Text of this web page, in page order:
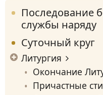
Последование
службы наряду
Суточный круг
Литургия
Окончание
Причастные